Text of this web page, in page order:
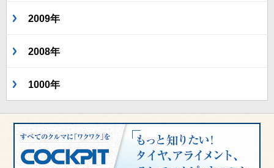
2009年
2008年
1000年